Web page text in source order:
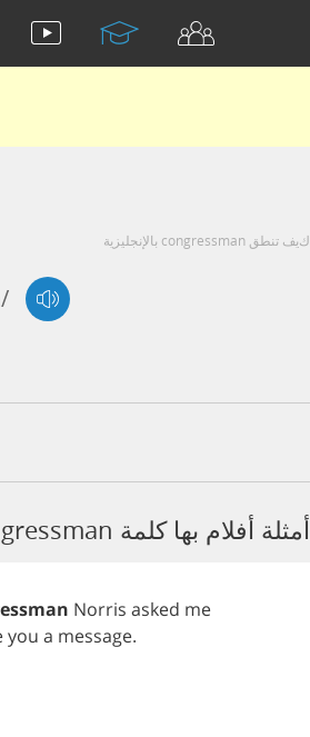
كيف تنطق congressman بالإنجليزية
أمثلة أفلام بها كلمة Congressman
Norris asked me
you a message.